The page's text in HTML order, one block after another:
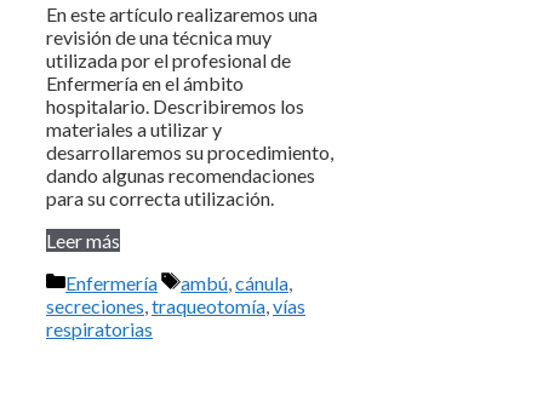
En este artículo realizaremos una
revisión de una técnica muy
utilizada por el profesional de
Enfermería en el ámbito
hospitalario. Describiremos los
materiales a utilizar y
desarrollaremos su procedimiento,
dando algunas recomendaciones
para su correcta utilización.
Leer más
Categorías
Enfermería Etiquetas
ambú cánula
secreciones traqueotomía vías
respiratorias